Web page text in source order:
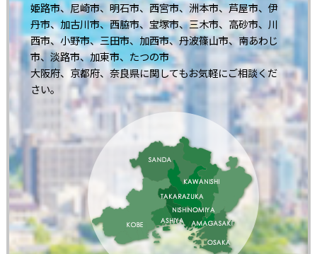
姫路市、尼崎市、明石市、西宮市、洲本市、芦屋市、伊
丹市、加古川市、西脇市、宝塚市、三木市、高砂市、川
西市、小野市、三田市、加西市、丹波篠山市、南あわじ
市、淡路市、加東市、たつの市
大阪府、京都府、奈良県に関してもお気軽にご相談くだ
さい。